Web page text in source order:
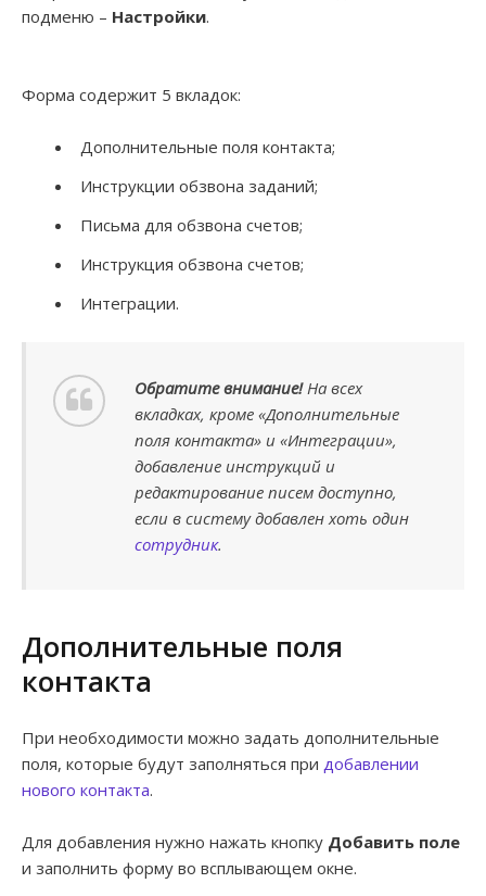
подменю – Настройки.
Форма содержит 5 вкладок:
Дополнительные поля контакта;
Инструкции обзвона заданий;
Письма для обзвона счетов;
Инструкция обзвона счетов;
Интеграции.
Обратите внимание!На всех
вкладках, кроме «Дополнительные
поля контакта» и «Интеграции»,
добавление инструкций и
редактирование писем доступно,
если в систему добавлен хоть один
сотрудник.
Дополнительные поля
контакта
При необходимости можно задать дополнительные
поля, которые будут заполняться при добавлении
нового контакта.
Для добавления нужно нажать кнопку Добавить поле
и заполнить форму во всплывающем окне.